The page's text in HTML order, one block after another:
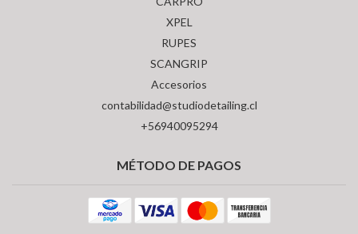
XPEL
RUPES
SCANGRIP
Accesorios
contabilidad@studiodetailing.cl
+56940095294
MÉTODO DE PAGOS